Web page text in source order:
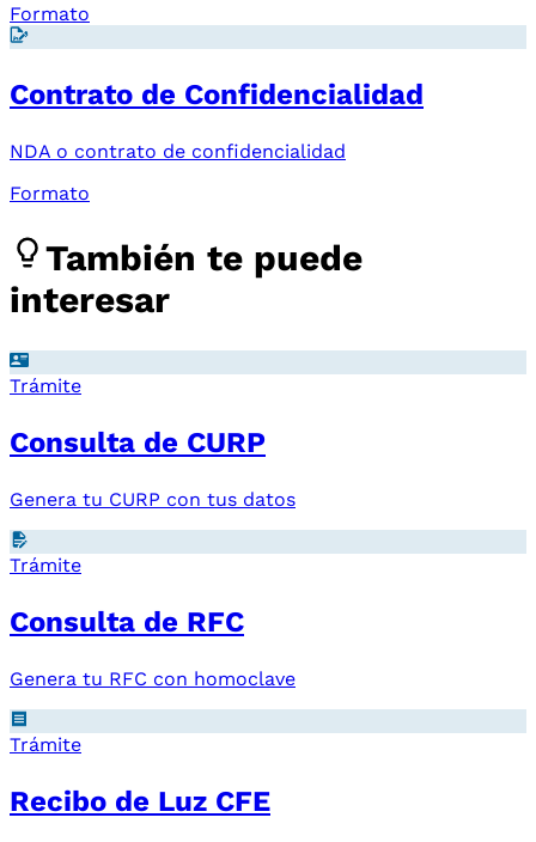
Formato
Contrato de Confidencialidad
NDA o contrato de confidencialidad
Formato
También te puede
interesar
Trámite
Consulta de CURP
Genera tu CURP con tus datos
Trámite
Consulta de RFC
Genera tu RFC con homoclave
Trámite
Recibo de Luz CFE